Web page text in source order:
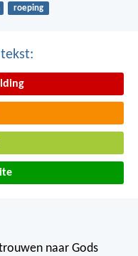
roeping
naar Gods